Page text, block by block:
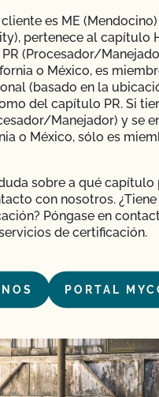
es ME
pertenece al capítulo
(Procesador/
o México, es
(basado en la
del capítulo PR. Si
Manejador) y se
o México, sólo es
sobre a qué capítulo
con nosotros.
Póngase en
de certificación.
PORTAL